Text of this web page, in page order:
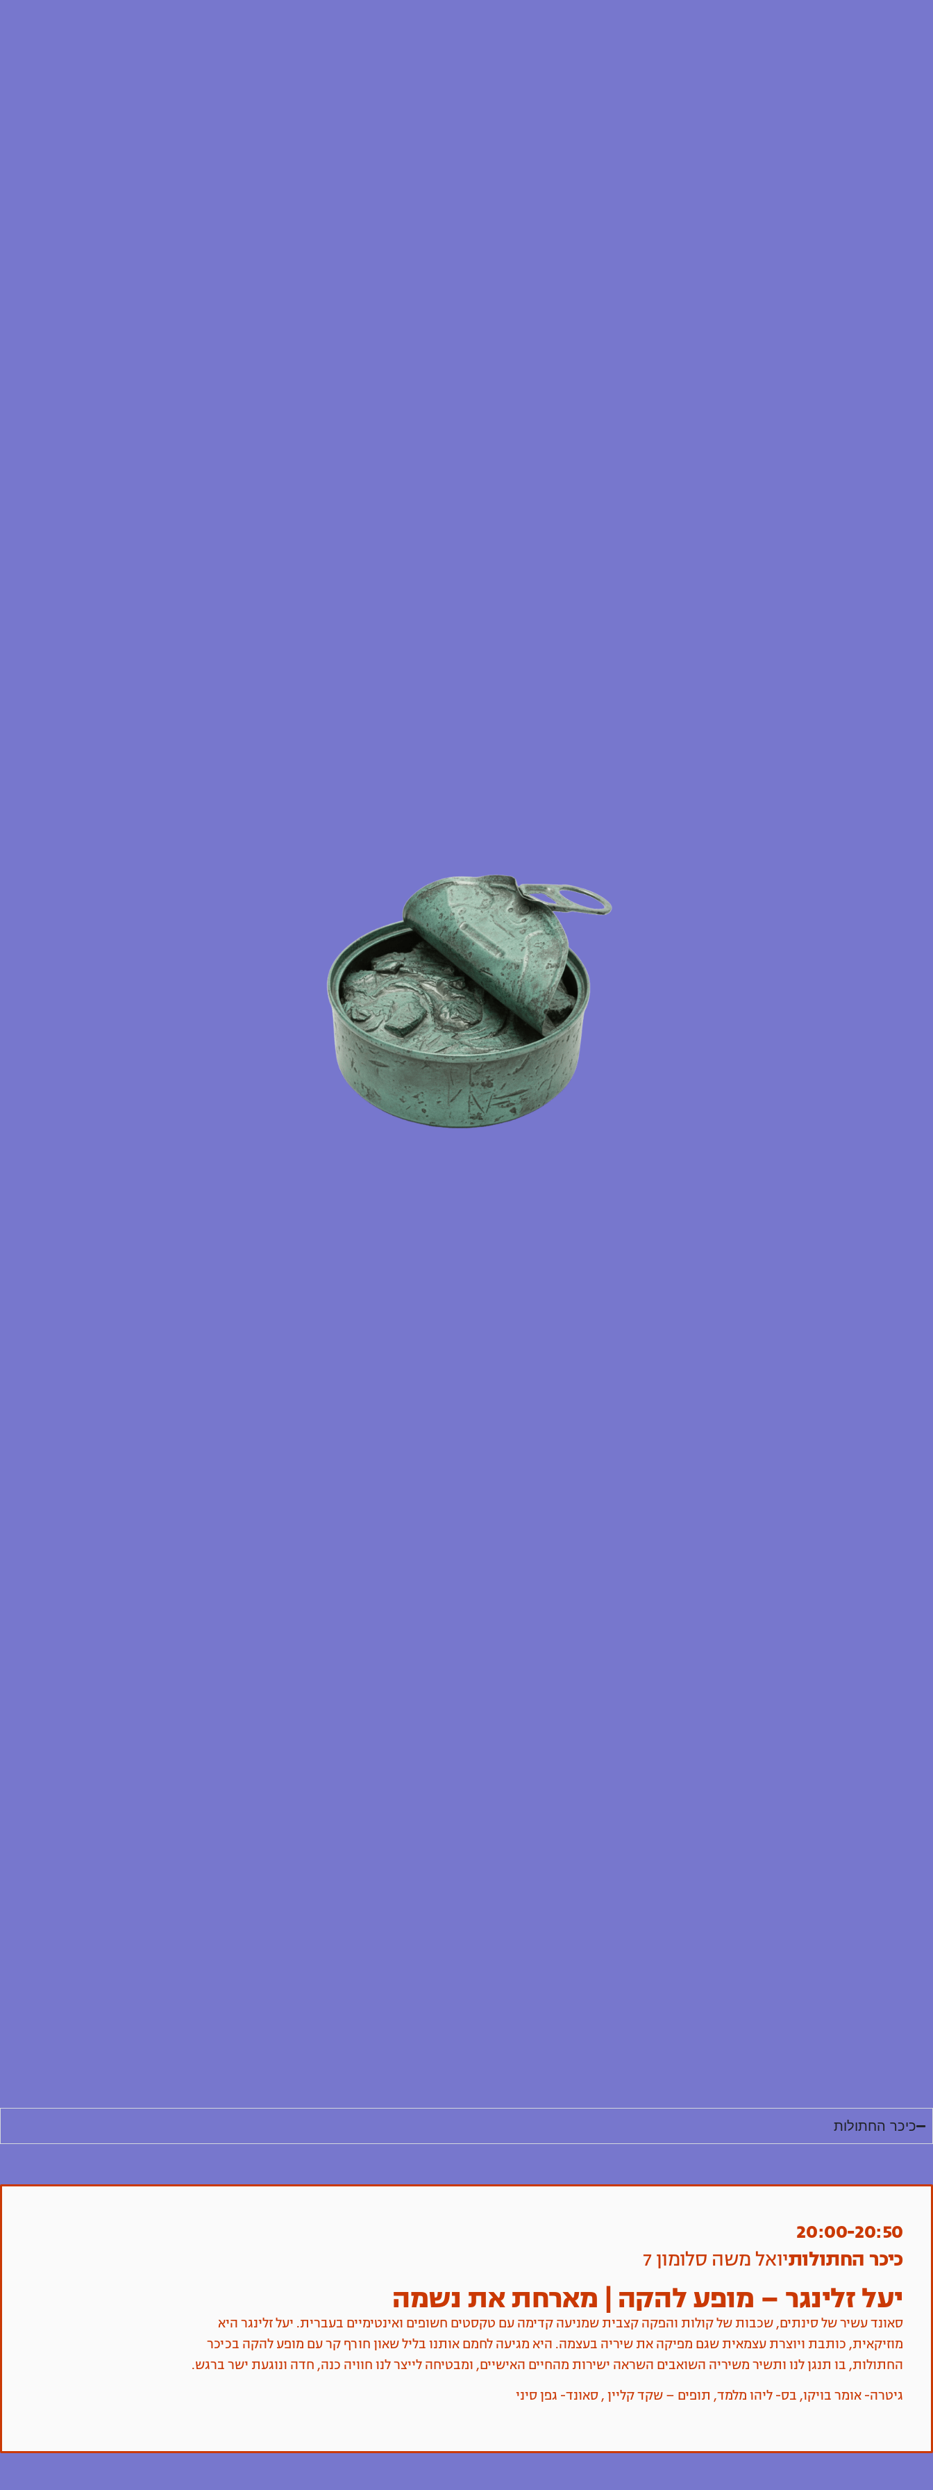
כיכר החתולות
20:00-20:50
כיכר החתולותיואל משה סלומון 7
יעל זלינגר – מופע להקה | מארחת את נשמה
סאונד עשיר של סינתים, שכבות של קולות והפקה קצבית שמניעה קדימה עם טקסטים חשופים ואינטימיים בעברית. יעל זלינגר היא
מוזיקאית, כותבת ויוצרת עצמאית שגם מפיקה את שיריה בעצמה. היא מגיעה לחמם אותנו בליל שאון חורף קר עם מופע להקה בכיכר
החתולות, בו תנגן לנו ותשיר משיריה השואבים השראה ישירות מהחיים האישיים, ומבטיחה לייצר לנו חוויה כנה, חדה ונוגעת ישר ברגש.
גיטרה- אומר בויקו, בס- ליהו מלמד, תופים – שקד קליין , סאונד- גפן סיני